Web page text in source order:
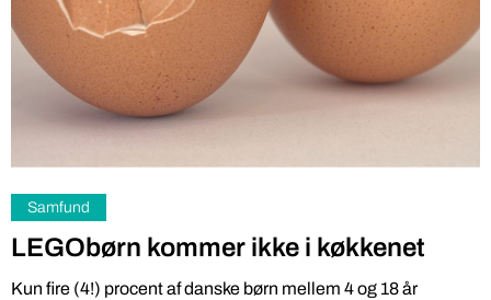
Samfund
LEGObørn kommer ikke i køkkenet
Kun fire (4!) procent af danske børn mellem 4 og 18 år